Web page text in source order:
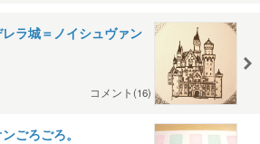
ラ城＝ノイシュヴァン
コメント(16)
ごろごろ。